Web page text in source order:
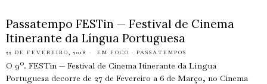
Passatempo FESTin — Festival de Cinema
Itinerante da Língua Portuguesa
22 DE FEVEREIRO, 2018 EM FOCO · PASSATEMPOS
O 9º. FESTin — Festival de Cinema Itinerante da Língua
Portuguesa decorre de 27 de Fevereiro a 6 de Março, no Cinema